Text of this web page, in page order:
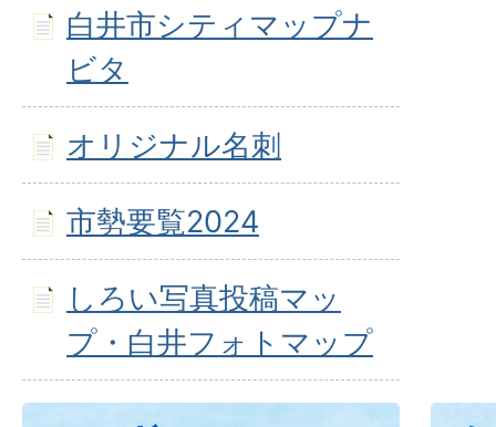
白井市シティマップナ
ビタ
オリジナル名刺
市勢要覧2024
しろい写真投稿マッ
プ・白井フォトマップ